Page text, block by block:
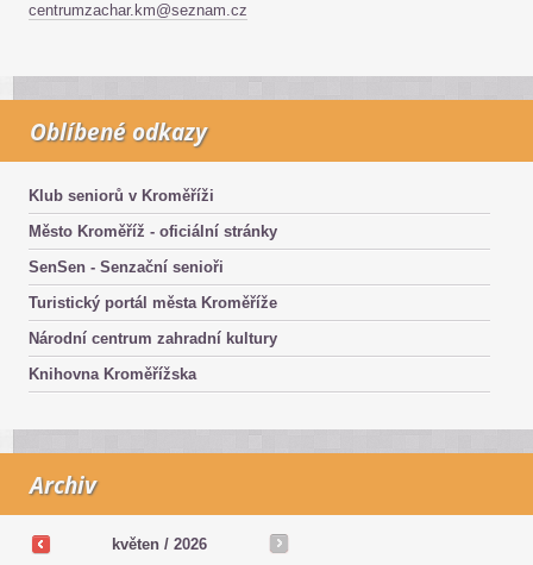
centrumzachar.km@seznam.cz
Oblíbené odkazy
Klub seniorů v Kroměříži
Město Kroměříž - oficiální stránky
SenSen - Senzační senioři
Turistický portál města Kroměříže
Národní centrum zahradní kultury
Knihovna Kroměřížska
Archiv
květen / 2026